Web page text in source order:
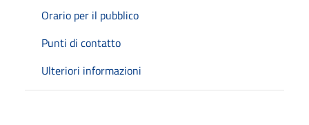
Orario per il pubblico
Punti di contatto
Ulteriori informazioni